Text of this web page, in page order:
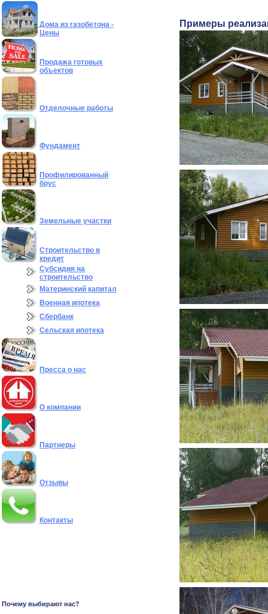
Дома из газобетона -
Цены
Продажа готовых
объектов
Отделочные работы
Фундамент
Профилированный
брус
Земельные участки
Строительство в
кредит
Субсидия на
строительство
Материнский капитал
Военная ипотека
Сбербанк
Сельская ипотека
Пресса о нас
О компании
Партнеры
Отзывы
Контакты
Почему выбирают нас?
Примеры